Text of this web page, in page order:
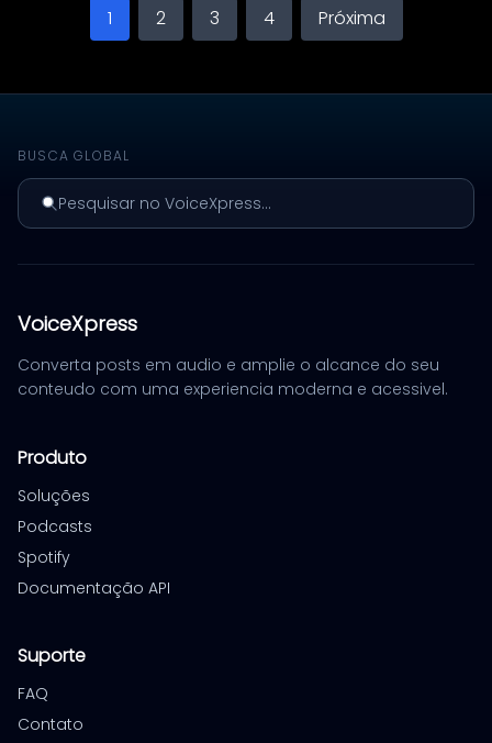
1 2 3 4 Próxima
BUSCA GLOBAL
Pesquisar no VoiceXpress...
VoiceXpress
Converta posts em audio e amplie o alcance do seu
conteudo com uma experiencia moderna e acessivel.
Produto
Soluções
Podcasts
Spotify
Documentação API
Suporte
FAQ
Contato